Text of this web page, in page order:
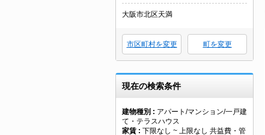
大阪市北区天満
市区町村を変更 町を変更
現在の検索条件
建物種別
アパート/マンション/一戸建
て・テラスハウス
家賃
下限なし ~ 上限なし 共益費・管